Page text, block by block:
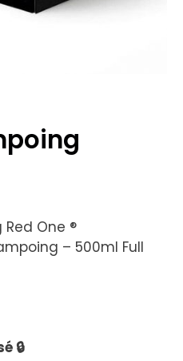
One ®
– 500ml Full
🔒